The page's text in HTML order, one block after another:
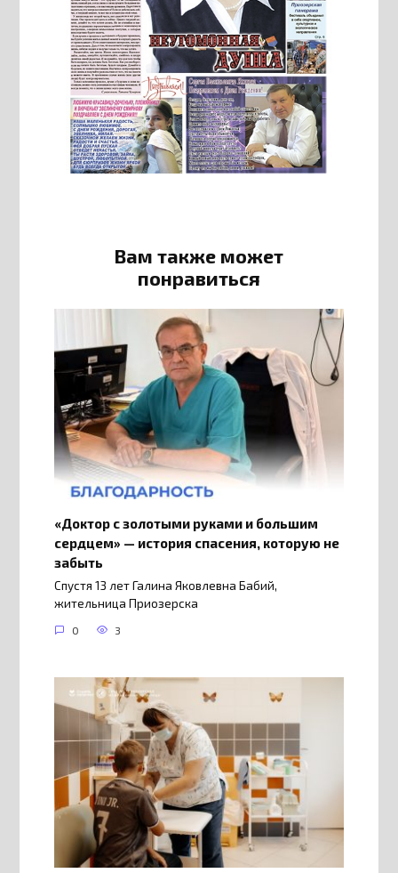
Вам также может
понравиться
«Доктор с золотыми руками и большим
сердцем» — история спасения, которую не
забыть
Спустя 13 лет Галина Яковлевна Бабий,
жительница Приозерска
0 3